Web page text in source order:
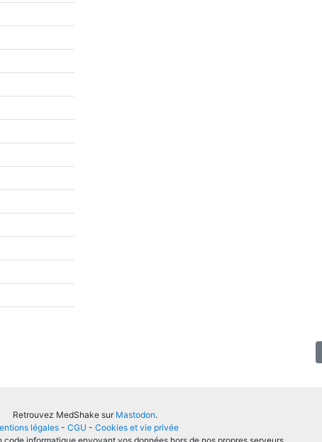
Retrouvez MedShake sur Mastodon.
légales - CGU - Cookies et vie privée